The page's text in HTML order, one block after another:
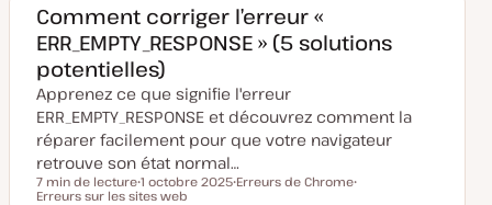
m
i
s
e
à
j
o
u
r
Comment corriger l’erreur «
ERR_EMPTY_RESPONSE » (5 solutions
potentielles)
Apprenez ce que signifie l'erreur
ERR_EMPTY_RESPONSE et découvrez comment la
réparer facilement pour que votre navigateur
retrouve son état normal…
Temps de lecture
7 min de lecture
D
1 octobre 2025 Erreurs de Chrome
Erreurs sur les sites web